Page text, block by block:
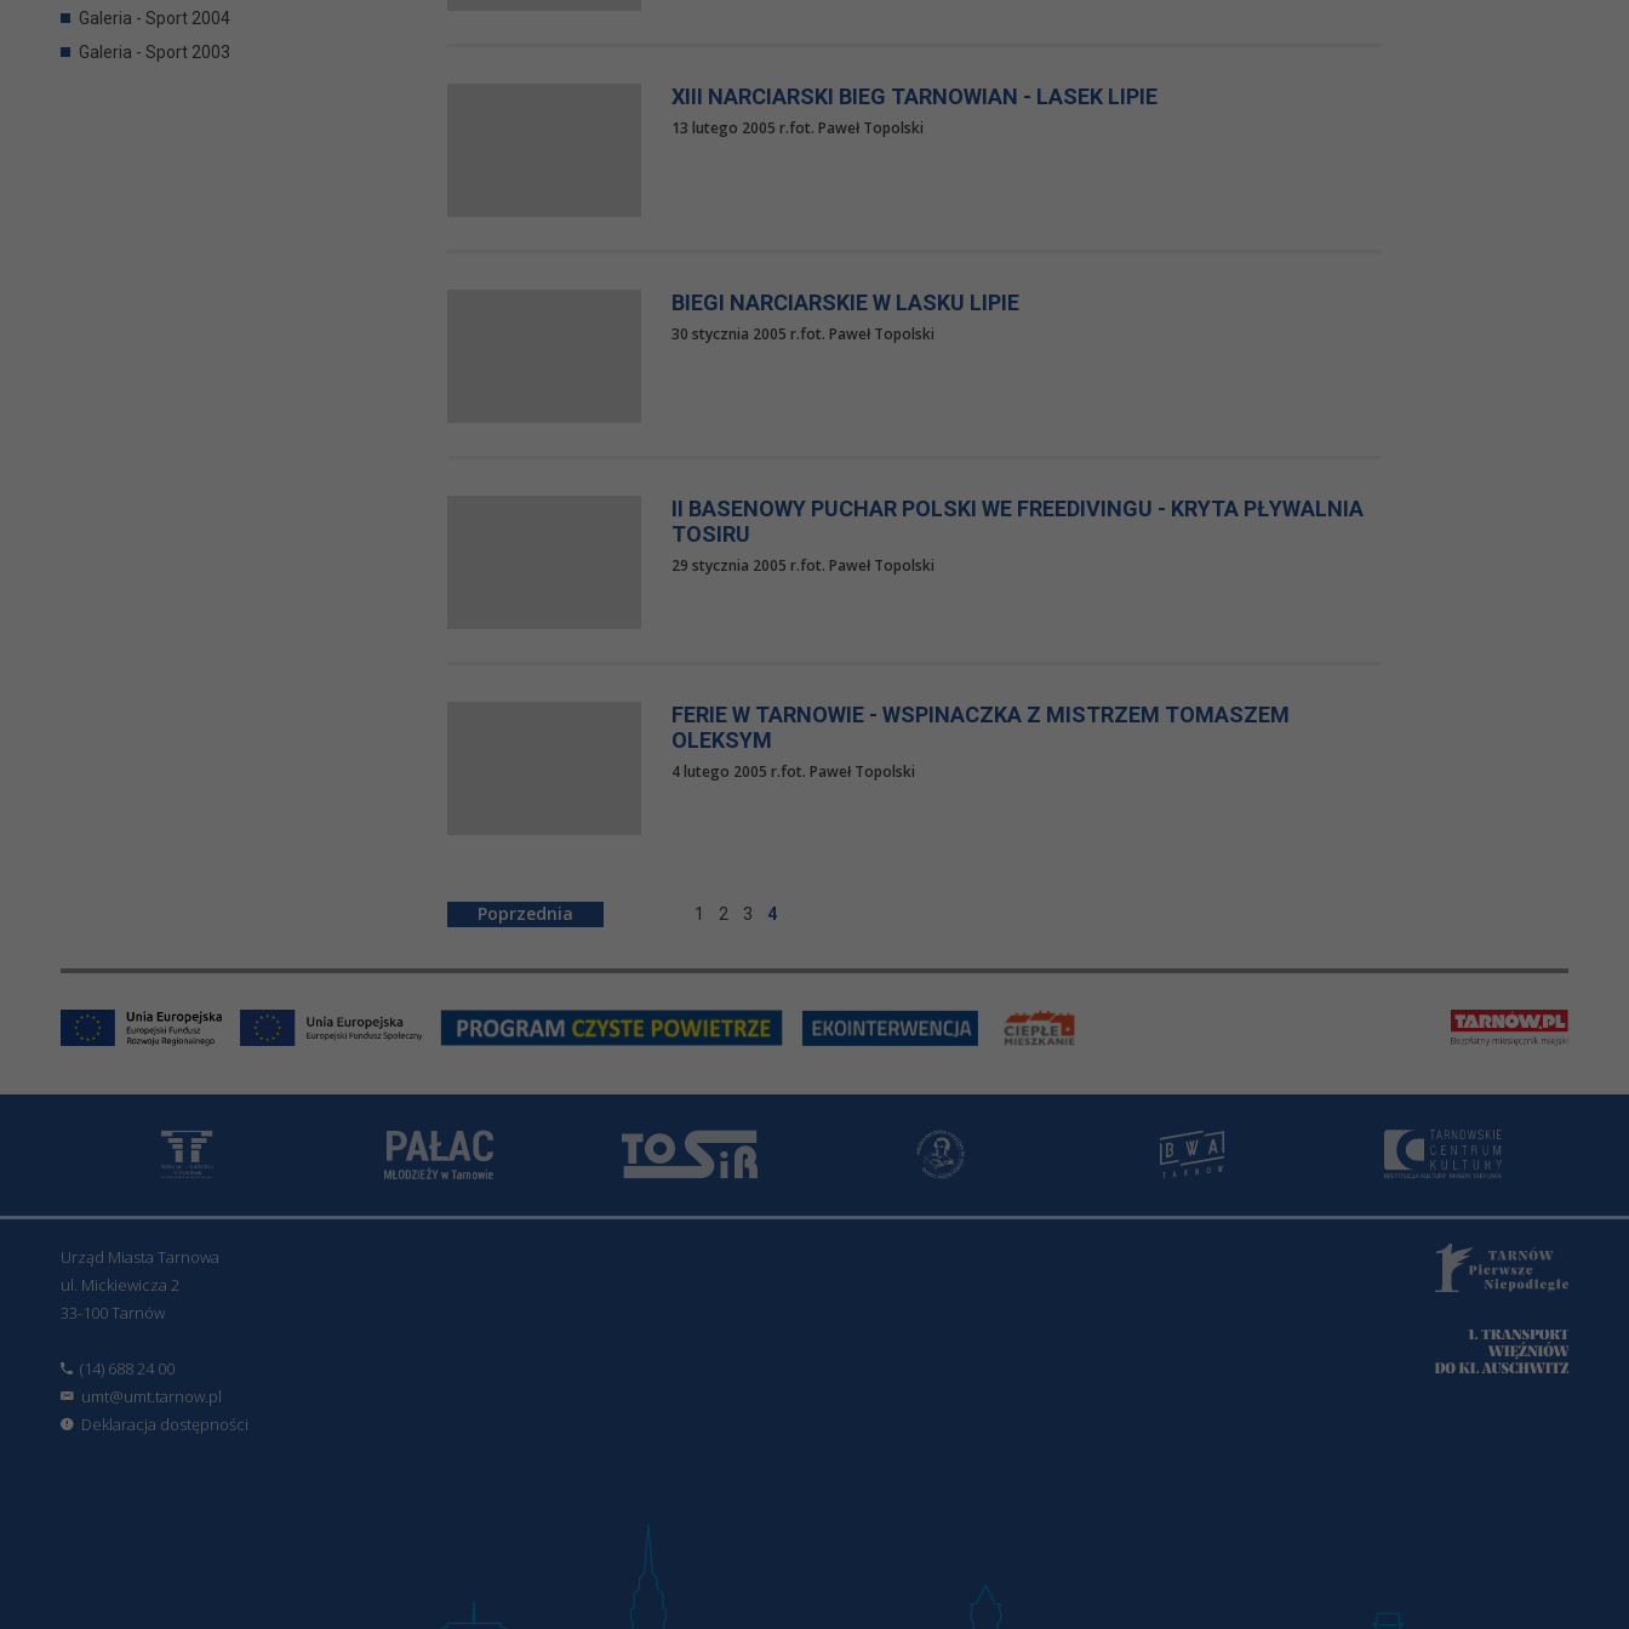
Galeria - Sport 2004
Galeria - Sport 2003
XIII NARCIARSKI BIEG TARNOWIAN - LASEK LIPIE
13 lutego 2005 r.fot. Paweł Topolski
BIEGI NARCIARSKIE W LASKU LIPIE
30 stycznia 2005 r.fot. Paweł Topolski
II BASENOWY PUCHAR POLSKI WE FREEDIVINGU - KRYTA PŁYWALNIA
TOSIRU
29 stycznia 2005 r.fot. Paweł Topolski
FERIE W TARNOWIE - WSPINACZKA Z MISTRZEM TOMASZEM
OLEKSYM
4 lutego 2005 r.fot. Paweł Topolski
1 2 3 4
Urząd Miasta Tarnowa
ul. Mickiewicza 2
33-100 Tarnów
(14) 688 24 00
umt@umt.tarnow.pl
Deklaracja dostępności